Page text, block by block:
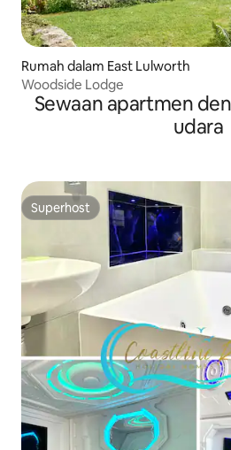
Rumah dalam East Lulworth
Woodside Lodge
Sewaan apartmen
udara
Superhost
Superhost